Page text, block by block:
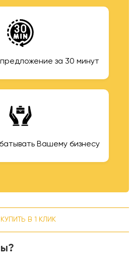
за 30 минут
Вашему бизнесу
КУПИТЬ В 1 КЛИК